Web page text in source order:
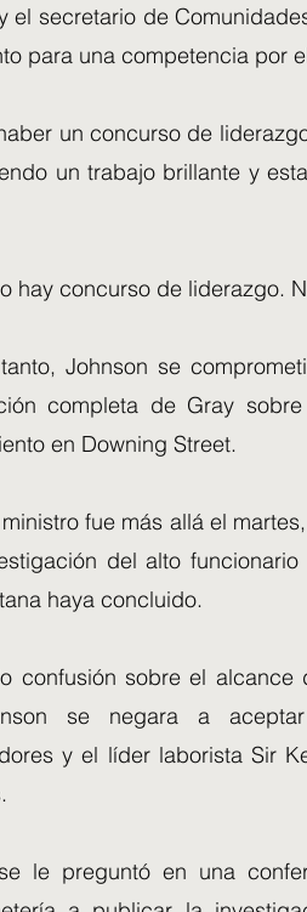
el secretario de
para una competencia por
un concurso de
un trabajo brillante y
hay concurso de liderazgo.
Johnson se
completa de Gray
en Downing Street.
fue más allá el
del alto
haya concluido.
confusión sobre el
se negara a
y el líder laborista Sir
le preguntó en una